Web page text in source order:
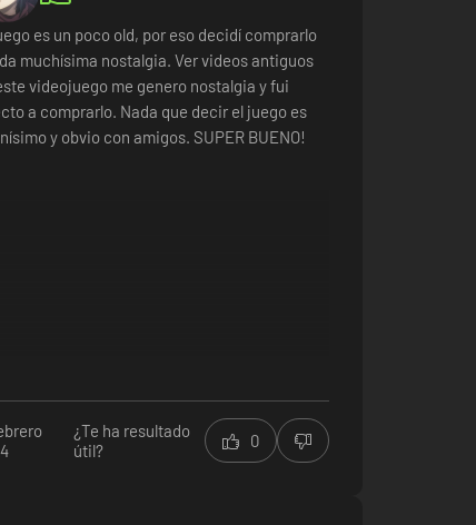
es un poco old, por eso decidí comprarlo
muchísima nostalgia. Ver videos antiguos
videojuego me genero nostalgia y fui
a comprarlo. Nada que decir el juego es
y obvio con amigos. SUPER BUENO!
¿Te ha resultado
útil?
0